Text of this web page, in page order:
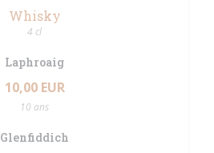
Whisky
4 cl
Laphroaig
10,00 EUR
10 ans
Glenfiddich